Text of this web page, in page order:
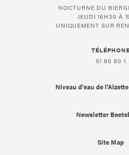
NOCTURNE DU
JEUDI 16H30 À
UNIQUEMENT SUR
TÉLÉPHONE
51 80 80 1
Niveau d'eau de
Newsletter
Site Map